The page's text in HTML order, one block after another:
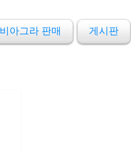
비아그라 판매 게시판